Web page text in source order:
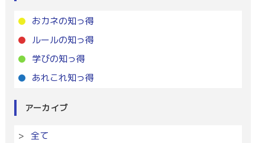
おカネの知っ得
ルールの知っ得
学びの知っ得
あれこれ知っ得
アーカイブ
全て